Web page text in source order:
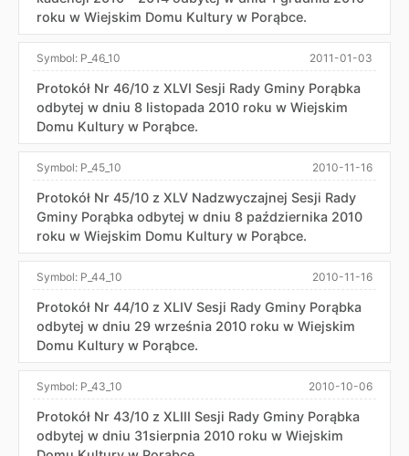
roku w Wiejskim Domu Kultury w Porąbce.
Symbol: P_46_10 2011-01-03
Protokół Nr 46/10 z XLVI Sesji Rady Gminy Porąbka
odbytej w dniu 8 listopada 2010 roku w Wiejskim
Domu Kultury w Porąbce.
Symbol: P_45_10 2010-11-16
Protokół Nr 45/10 z XLV Nadzwyczajnej Sesji Rady
Gminy Porąbka odbytej w dniu 8 października 2010
roku w Wiejskim Domu Kultury w Porąbce.
Symbol: P_44_10 2010-11-16
Protokół Nr 44/10 z XLIV Sesji Rady Gminy Porąbka
odbytej w dniu 29 września 2010 roku w Wiejskim
Domu Kultury w Porąbce.
Symbol: P_43_10 2010-10-06
Protokół Nr 43/10 z XLIII Sesji Rady Gminy Porąbka
odbytej w dniu 31sierpnia 2010 roku w Wiejskim